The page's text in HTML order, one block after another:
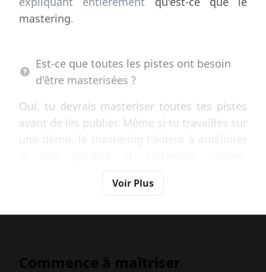
mastering.
Est-ce que toutes les pistes ont besoin
d'être masterisées ?
Oui, tu devrais masteriser toutes tes pistes
avant de les publier. Même si tu travailles sur
une démo, le mastering t'aidera à améliorer
MasteringBOX peut t'aider à masteriser tes
morceaux en quelques minutes pour
Comment dois-je préparer mon morceau
Voir Plus
Commence à maîtriser